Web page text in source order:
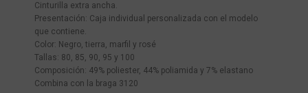
Cinturilla extra ancha.
Presentación: Caja individual personalizada con el modelo
que contiene.
Color: Negro, tierra, marfil y rosé
Tallas: 80, 85, 90, 95 y 100
Composición: 49% poliester, 44% poliamida y 7% elastano
Combina con la braga 3120